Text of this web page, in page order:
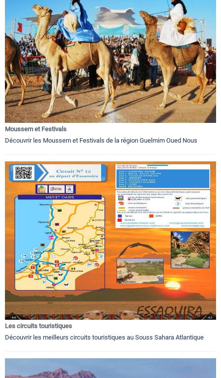
Moussem et Festivals
Découvrir les Moussem et Festivals de la région Guelmim Oued Nous
Les circuits touristiques
Découvrir les meilleurs circuits touristiques au Souss Sahara Atlantique